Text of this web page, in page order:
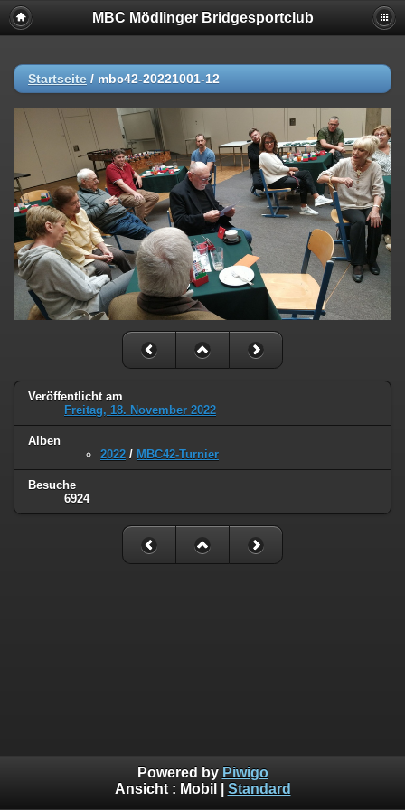
MBC Mödlinger Bridgesportclub
Startseite / mbc42-20221001-12
Veröffentlicht am
Freitag, 18. November 2022
Alben
2022 / MBC42-Turnier
Besuche
6924
Powered by Piwigo
Ansicht : Mobil Standard